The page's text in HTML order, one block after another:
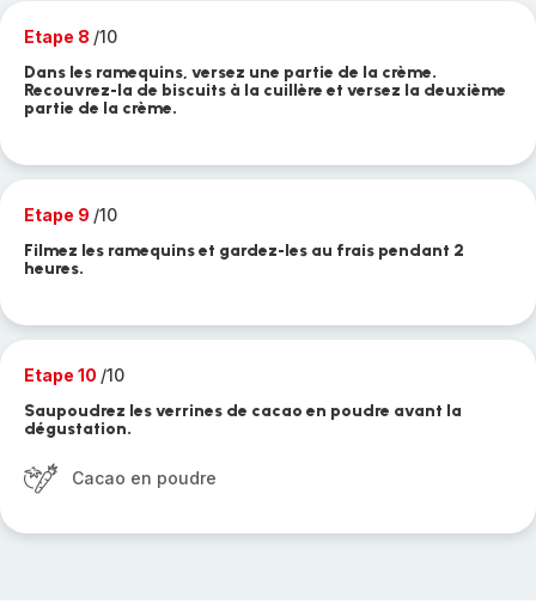
Etape 8 /10
Dans les ramequins, versez une partie de la crème.
Recouvrez-la de biscuits à la cuillère et versez la deuxième
partie de la crème.
Etape 9 /10
Filmez les ramequins et gardez-les au frais pendant 2
heures.
Etape 10 /10
Saupoudrez les verrines de cacao en poudre avant la
dégustation.
Cacao en poudre